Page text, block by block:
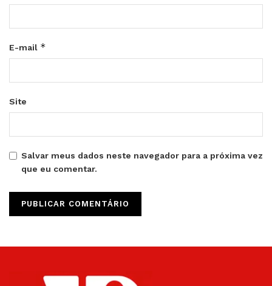
E-mail *
Site
Salvar meus dados neste navegador para a próxima vez
que eu comentar.